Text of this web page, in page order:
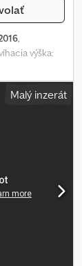
,
výška:
2016 Load
(read):
rental is
you have any
from 7:30
Malý inzerát